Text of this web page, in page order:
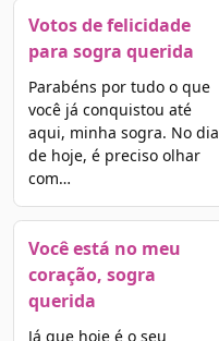
Votos de felicidade
para sogra querida
Parabéns por tudo o que
você já conquistou até
aqui, minha sogra. No dia
de hoje, é preciso olhar
com…
Você está no meu
coração, sogra
querida
Já que hoje é o seu